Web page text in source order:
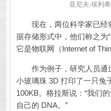
亚尼夫·埃利
现在，两位科学家已经
据存储形式中，他们称之为
它是物联网（Internet of
作为例子，研究人员通
小玻璃珠 3D 打印了一只兔
100KB。格拉斯说：“我们
自己的 DNA。”